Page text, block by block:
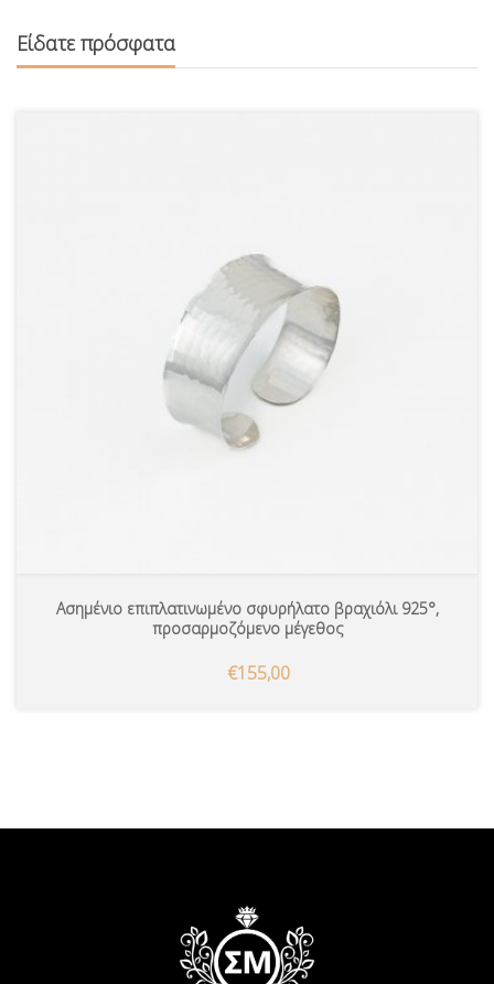
Είδατε πρόσφατα
Ασημένιο επιπλατινωμένο σφυρήλατο βραχιόλι 925°,
προσαρμοζόμενο μέγεθος
€155,00